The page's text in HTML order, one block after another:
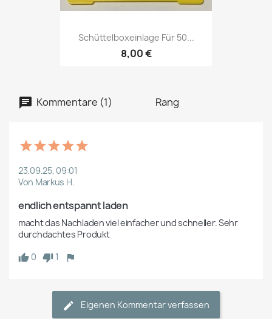
Schüttelboxeinlage Für 50...
8,00 €
Kommentare (1) Rang
23.09.25, 09:01
Von Markus H.
endlich entspannt laden
macht das Nachladen viel einfacher und schneller. Sehr
durchdachtes Produkt
0
1
Eigenen Kommentar verfassen